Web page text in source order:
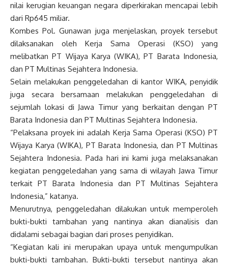
nilai kerugian keuangan negara diperkirakan mencapai lebih
dari Rp645 miliar.
Kombes Pol. Gunawan juga menjelaskan, proyek tersebut
dilaksanakan oleh Kerja Sama Operasi (KSO) yang
melibatkan PT Wijaya Karya (WIKA), PT Barata Indonesia,
dan PT Multinas Sejahtera Indonesia.
Selain melakukan penggeledahan di kantor WIKA, penyidik
juga secara bersamaan melakukan penggeledahan di
sejumlah lokasi di Jawa Timur yang berkaitan dengan PT
Barata Indonesia dan PT Multinas Sejahtera Indonesia.
“Pelaksana proyek ini adalah Kerja Sama Operasi (KSO) PT
Wijaya Karya (WIKA), PT Barata Indonesia, dan PT Multinas
Sejahtera Indonesia. Pada hari ini kami juga melaksanakan
kegiatan penggeledahan yang sama di wilayah Jawa Timur
terkait PT Barata Indonesia dan PT Multinas Sejahtera
Indonesia,” katanya.
Menurutnya, penggeledahan dilakukan untuk memperoleh
bukti-bukti tambahan yang nantinya akan dianalisis dan
didalami sebagai bagian dari proses penyidikan.
“Kegiatan kali ini merupakan upaya untuk mengumpulkan
bukti-bukti tambahan. Bukti-bukti tersebut nantinya akan